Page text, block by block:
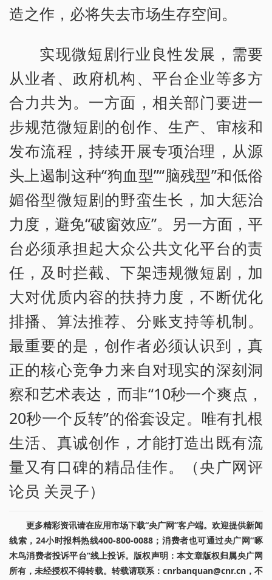
造之作，必将失去市场生存空间。
实现微短剧行业良性发展，需要
从业者、政府机构、平台企业等多方
合力共为。一方面，相关部门要进一
步规范微短剧的创作、生产、审核和
发布流程，持续开展专项治理，从源
头上遏制这种“狗血型”“脑残型”和低俗
媚俗型微短剧的野蛮生长，加大惩治
力度，避免“破窗效应”。另一方面，平
台必须承担起大众公共文化平台的责
任，及时拦截、下架违规微短剧，加
大对优质内容的扶持力度，不断优化
排播、算法推荐、分账支持等机制。
最重要的是，创作者必须认识到，真
正的核心竞争力来自对现实的深刻洞
察和艺术表达，而非“10秒一个爽点，
20秒一个反转”的俗套设定。唯有扎根
生活、真诚创作，才能打造出既有流
量又有口碑的精品佳作。（央广网评
论员 关灵子）
更多精彩资讯请在应用市场下载“央广网”客户端。欢迎提供新闻
线索，24小时报料热线400-800-0088；消费者也可通过央广网“啄
木鸟消费者投诉平台”线上投诉。版权声明：本文章版权归属央广网
所有，未经授权不得转载。转载请联系：cnrbanquan@cnr.cn，不